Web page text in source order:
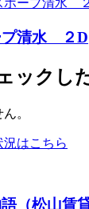
プ清水 ２D
ックし
。
はこちら
（松山賃